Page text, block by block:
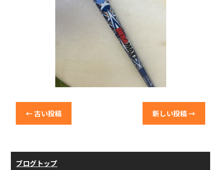
←古い投稿 新しい投稿→
ブログトップ